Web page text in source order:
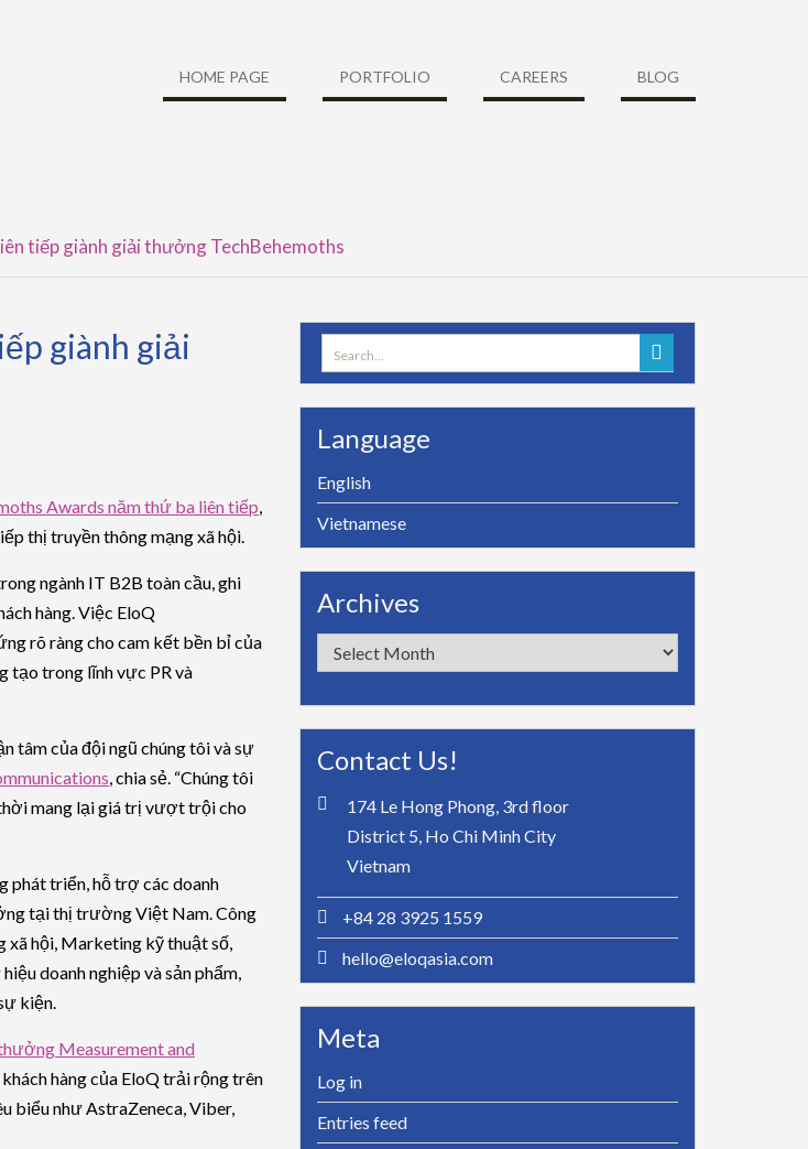
HOME PAGE PORTFOLIO CAREERS BLOG
tiếp giành giải thưởng TechBehemoths
giành giải
Awards năm thứ ba liên tiếp,
thị truyền thông mạng xã hội.
ngành IT B2B toàn cầu, ghi
hàng. Việc EloQ
rõ ràng cho cam kết bền bỉ của
tạo trong lĩnh vực PR và
tâm của đội ngũ chúng tôi và sự
, chia sẻ. “Chúng tôi
mang lại giá trị vượt trội cho
phát triển, hỗ trợ các doanh
tại thị trường Việt Nam. Công
xã hội, Marketing kỹ thuật số,
doanh nghiệp và sản phẩm,
kiện.
Measurement and
khách hàng của EloQ trải rộng trên
biểu như AstraZeneca, Viber,
Search
for:
Language
English
Vietnamese
Archives
Archives
Contact Us!
174 Le Hong Phong, 3rd floor
District 5, Ho Chi Minh City
Vietnam
+84 28 3925 1559
hello@eloqasia.com
Meta
Log in
Entries feed